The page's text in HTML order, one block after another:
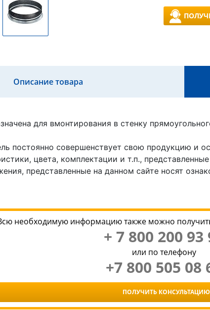
Описание товара
для вмонтирования в стенку
постоянно совершенствует свою продукцию и
цвета, комплектации и т.п.,
представленные на данном сайте носят
необходимую информацию также можно
+ 7 800 200 93
или по телефону
+7 800 505 08
ПОЛУЧИТЬ КОНСУЛЬТАЦИЮ